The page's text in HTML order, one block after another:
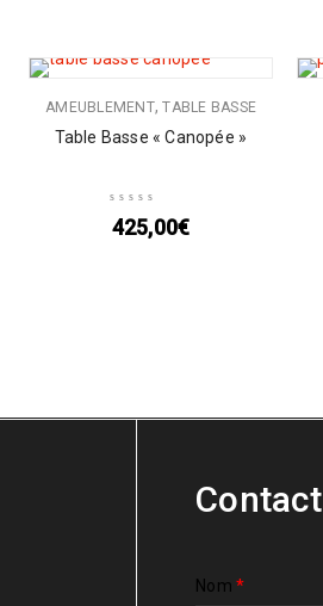
AMEUBLEMENT,TABLE BASSE
Table Basse « Canopée »
425,00€
Contact
Nom *